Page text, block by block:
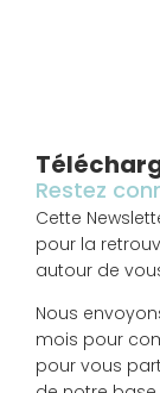
Restez
Cette
pour la
autour de
Nous
mois pour
pour vous